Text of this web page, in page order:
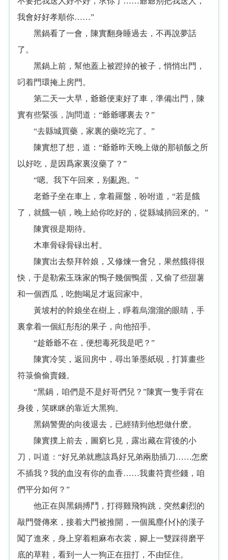
我會好好孝順你……”
黑鍋看了一會，陳實翻身睡過去，不再說夢話
了。
黑鍋上前，幫他蓋上被蹬掉的被子，悄悄出門，
叼着門環掩上房門。
第二天一大早，爺爺便束好了車，準備出門，陳
實有些緊張，詢問道：“爺爺哪裏去？”
“去縣城買藥，家裏的藥吃完了。”
陳實想了想，道：“爺爺昨天晚上做的那頓飯之所
以好吃，是因爲家裏沒藥了？”
“嗯。我下午回來，别亂跑。”
老爺子坐在車上，拿着羅盤，吩咐道，“若是餓
了，就餓一頓，晚上給你吃好的，從縣城捎回來的。”
陳實很是期待。
木車骨碌骨碌出村。
陳實出去祭拜幹娘，又修煉一會兒，果然餓得很
快，于是勒索玉珠家的鴨子幾個鴨蛋，又偷了些甜薯
和一個西瓜，吃飽喝足才返回家中。
黃坡村的幹娘坐在樹上，睜着烏溜溜的眼睛，手
裏拿着一個紅彤彤的果子，向他招手。
“趁爺爺不在，便想毒死我是吧？”
陳實冷笑，返回房中，尋出筆墨紙硯，打算畫些
符箓偷偷賣錢。
“黑鍋，咱們是不是好哥們兒？”陳實一隻手背在
身後，笑眯眯的靠近大黑狗。
黑鍋警覺的向後退去，已經猜到他想做什麽。
陳實撲上前去，圖窮匕見，露出藏在背後的小
刀，叫道：“好兄弟就應該爲好兄弟兩肋插刀……怎麽
不插我？我的血沒有你的血香……我畫符賣些錢，咱
們平分如何？”
他正在與黑鍋搏鬥，打得雞飛狗跳，突然劇烈的
敲門聲傳來，接着大門被推開，一個風塵仆仆的漢子
闖了進來，身上穿着粗麻布衣裳，腳上一雙踩得磨平
底的草鞋，看到一人一狗正在扭打，不由怔住。